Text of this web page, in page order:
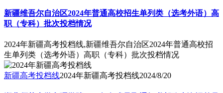
新疆维吾尔自治区2024年普通高校招生单列类（选考外语）高
职（专科）批次投档情况
2024年新疆高考投档线,新疆维吾尔自治区2024年普通高校招
生单列类（选考外语）高职（专科）批次投档情况
新疆高考投档线2024年新疆高考投档线2024/8/20